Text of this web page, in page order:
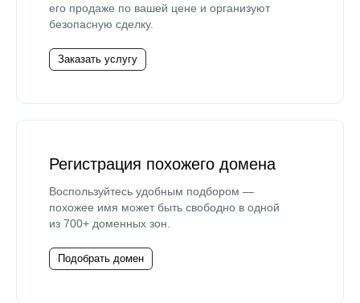
его продаже по вашей цене и организуют
безопасную сделку.
Заказать услугу
Регистрация похожего домена
Воспользуйтесь удобным подбором —
похожее имя может быть свободно в одной
из 700+ доменных зон.
Подобрать домен